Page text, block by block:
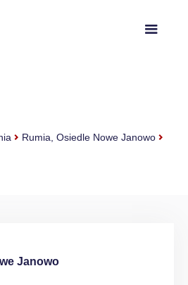
Rumia, Osiedle Nowe Janowo
Janowo